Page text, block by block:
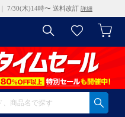
｜ 7/30(木)14時〜 送料改訂 詳細